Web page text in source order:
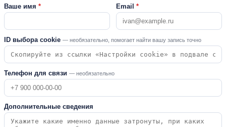
Ваше имя * Email *
ID выбора cookie — необязательно, помогает найти вашу запись точно
Телефон для связи — необязательно
Дополнительные сведения